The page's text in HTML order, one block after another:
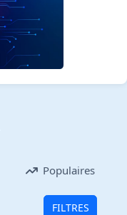
Populaires
FILTRES